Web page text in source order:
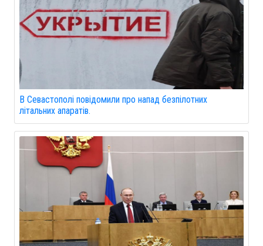
В Севастополі повідомили про напад безпілотних
літальних апаратів.